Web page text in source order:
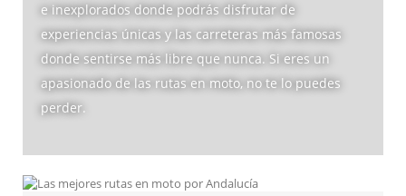
e inexplorados donde podrás disfrutar de
experiencias únicas y las carreteras más famosas
donde sentirse más libre que nunca. Si eres un
apasionado de las rutas en moto, no te lo puedes
perder.